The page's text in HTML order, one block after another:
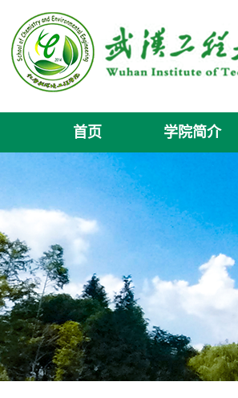
首页 学院简介